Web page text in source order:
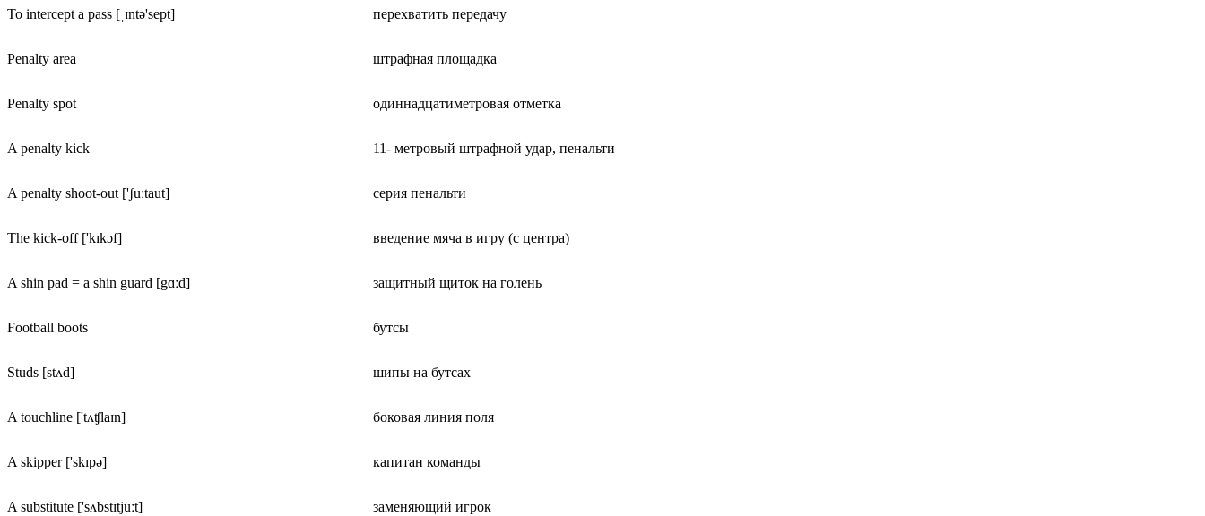
To intercept a pass [ˌɪntə'sept] перехватить передачу
Penalty area штрафная площадка
Penalty spot одиннадцатиметровая отметка
A penalty kick 11- метровый штрафной удар, пенальти
A penalty shoot-out ['ʃuːtaut] серия пенальти
The kick-off ['kɪkɔf] введение мяча в игру (с центра)
A shin pad = a shin guard [gɑːd] защитный щиток на голень
Football boots бутсы
Studs [stʌd] шипы на бутсах
A touchline ['tʌʧlaɪn] боковая линия поля
A skipper ['skɪpə] капитан команды
A substitute ['sʌbstɪtjuːt] заменяющий игрок